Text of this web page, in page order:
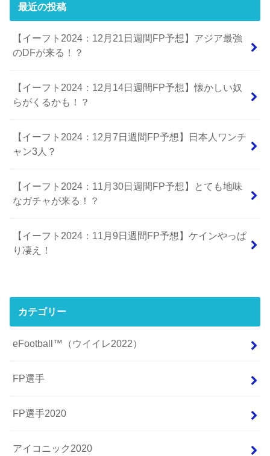
最近の投稿
【イーフト2024：12月21日週間FP予想】アジア最強
のDFが来る！？
【イーフト2024：12月14日週間FP予想】懐かしい奴
らがくるかも！？
【イーフト2024：12月7日週間FP予想】日本人ワンチ
ャン3人？
【イーフト2024：11月30日週間FP予想】とても地味
なガチャが来る！？
【イーフト2024：11月9日週間FP予想】ケインやっぱ
り凄え！
カテゴリー
eFootball™（ウイイレ2022）
FP選手
FP選手2020
アイコニック2020